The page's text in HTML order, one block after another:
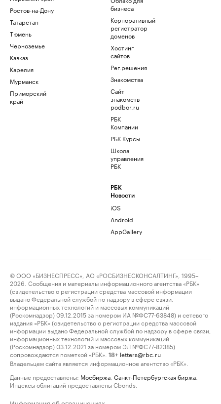
Ростов-на-Дону
Татарстан
Тюмень
Черноземье
Кавказ
Карелия
Мурманск
Приморский
край
бизнеса
Корпоративный
регистратор
доменов
Хостинг
сайтов
Рег.решения
Знакомства
Сайт
знакомств
podbor.ru
РБК
Компании
РБК Курсы
Школа
управления
РБК
РБК
Новости
iOS
Android
AppGallery
© ООО «БИЗНЕСПРЕСС», АО «РОСБИЗНЕСКОНСАЛТИНГ», 1995–
2026. Сообщения и материалы информационного агентства «РБК»
(свидетельство о регистрации средства массовой информации
выдано Федеральной службой по надзору в сфере связи,
информационных технологий и массовых коммуникаций
(Роскомнадзор) 09.12.2015 за номером ИА №ФС77-63848) и сетевого
издания «РБК» (свидетельство о регистрации средства массовой
информации выдано Федеральной службой по надзору в сфере связи,
информационных технологий и массовых коммуникаций
(Роскомнадзор) 03.12.2021 за номером ЭЛ №ФС77-82385)
сопровождаются пометкой «РБК».
18+ letters@rbc.ru
Владельцем сайта является информационное агентство «РБК».
Данные предоставлены: Мосбиржа Санкт-Петербургская биржа
Индексы облигаций предоставлены Cbonds.